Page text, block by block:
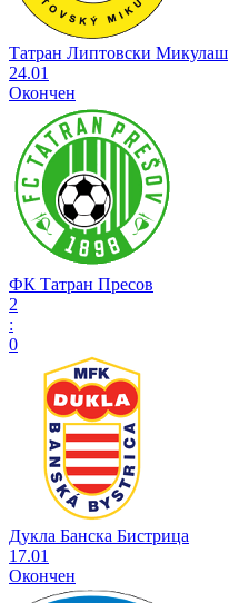
Татран Липтовски Микулаш
24.01
Окончен
ФК Татран Пресов
2
:
0
Дукла Банска Бистрица
17.01
Окончен